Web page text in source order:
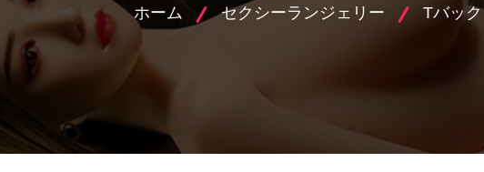
ホーム セクシーランジェリー Tバッ